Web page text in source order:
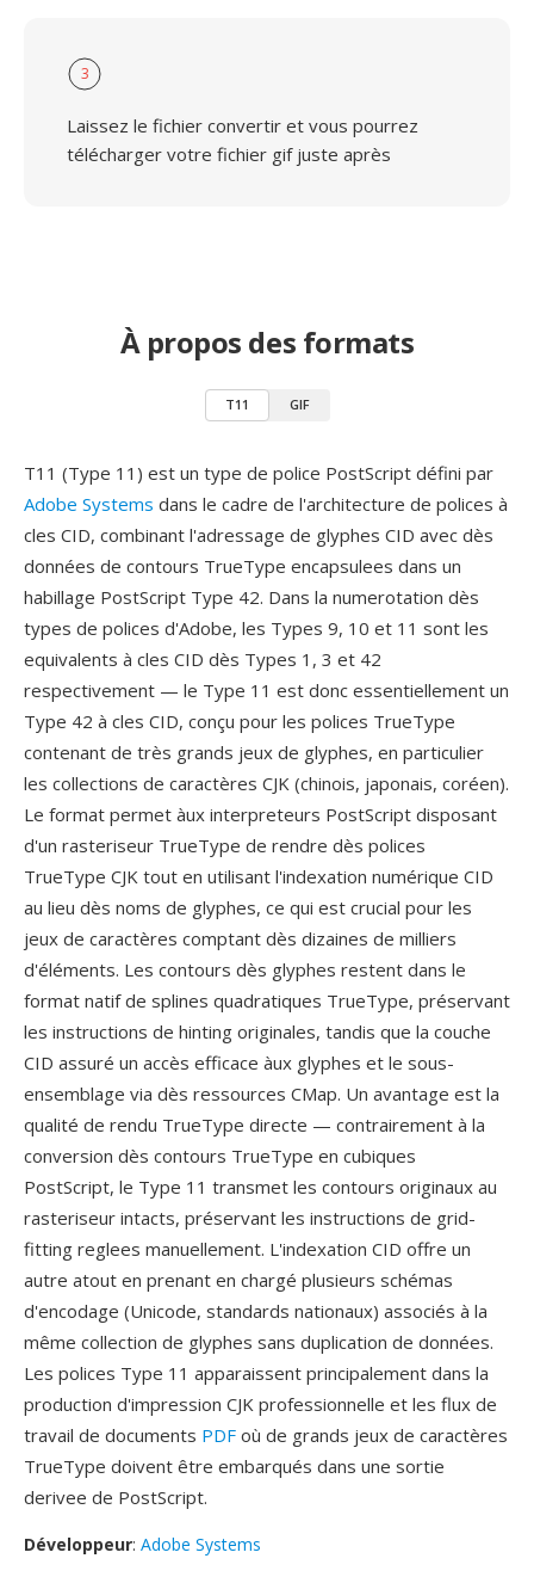
3
Laissez le fichier convertir et vous pourrez
télécharger votre fichier gif juste après
À propos des formats
T11 GIF
T11 (Type 11) est un type de police PostScript défini par
Adobe Systems dans le cadre de l'architecture de polices à
cles CID, combinant l'adressage de glyphes CID avec dès
données de contours TrueType encapsulees dans un
habillage PostScript Type 42. Dans la numerotation dès
types de polices d'Adobe, les Types 9, 10 et 11 sont les
equivalents à cles CID dès Types 1, 3 et 42
respectivement — le Type 11 est donc essentiellement un
Type 42 à cles CID, conçu pour les polices TrueType
contenant de très grands jeux de glyphes, en particulier
les collections de caractères CJK (chinois, japonais, coréen).
Le format permet àux interpreteurs PostScript disposant
d'un rasteriseur TrueType de rendre dès polices
TrueType CJK tout en utilisant l'indexation numérique CID
au lieu dès noms de glyphes, ce qui est crucial pour les
jeux de caractères comptant dès dizaines de milliers
d'éléments. Les contours dès glyphes restent dans le
format natif de splines quadratiques TrueType, préservant
les instructions de hinting originales, tandis que la couche
CID assuré un accès efficace àux glyphes et le sous-
ensemblage via dès ressources CMap. Un avantage est la
qualité de rendu TrueType directe — contrairement à la
conversion dès contours TrueType en cubiques
PostScript, le Type 11 transmet les contours originaux au
rasteriseur intacts, préservant les instructions de grid-
fitting reglees manuellement. L'indexation CID offre un
autre atout en prenant en chargé plusieurs schémas
d'encodage (Unicode, standards nationaux) associés à la
même collection de glyphes sans duplication de données.
Les polices Type 11 apparaissent principalement dans la
production d'impression CJK professionnelle et les flux de
travail de documents PDF où de grands jeux de caractères
TrueType doivent être embarqués dans une sortie
derivee de PostScript.
Développeur: Adobe Systems